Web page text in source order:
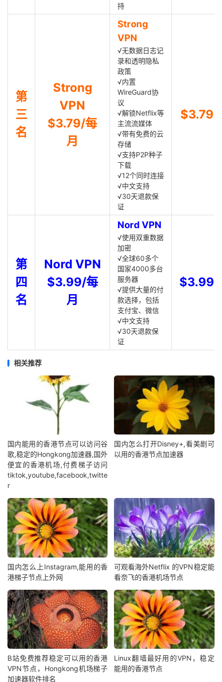
持
第
三
名
Strong
VPN
$3.79/每
月
Strong
VPN
√无数据日志记
录和透明隐私
政策
√内置
WireGuard协
议
√解锁Netflix等
主流流媒体
√带有免费的云
存储
√支持P2P种子
下载
√12个同时连接
√中文支持
√30天退款保
证
$3.79
第
四
名
Nord VPN
$3.99/每
月
Nord VPN
√使用双重数据
加密
√全球60多个
国家4000多台
服务器
√提供大量的付
款选择，包括
支付宝、微信
√中文支持
√30天退款保
证
$3.99
相关推荐
国内能用的香港节点可以访问谷
歌,稳定的Hongkong加速器,国外
便宜的香港机场,付费梯子访问
tiktok,youtube,facebook,twitte
r
国内怎么打开Disney+,看美剧可
以用的香港节点加速器
国内怎么上Instagram,能用的香
港梯子节点上外网
可观看海外Netflix 的VPN稳定能
看奈飞的香港机场节点
B站免费推荐稳定可以用的香港
VPN节点，Hongkong机场梯子
加速器软件排名
Linux翻墙最好用的VPN，稳定
能用的香港节点